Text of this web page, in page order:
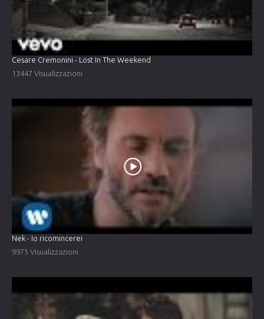
Cesare Cremonini - Lost In The Weekend
13447 Visualizzazioni
Nek - Io ricomincerei
9975 Visualizzazioni